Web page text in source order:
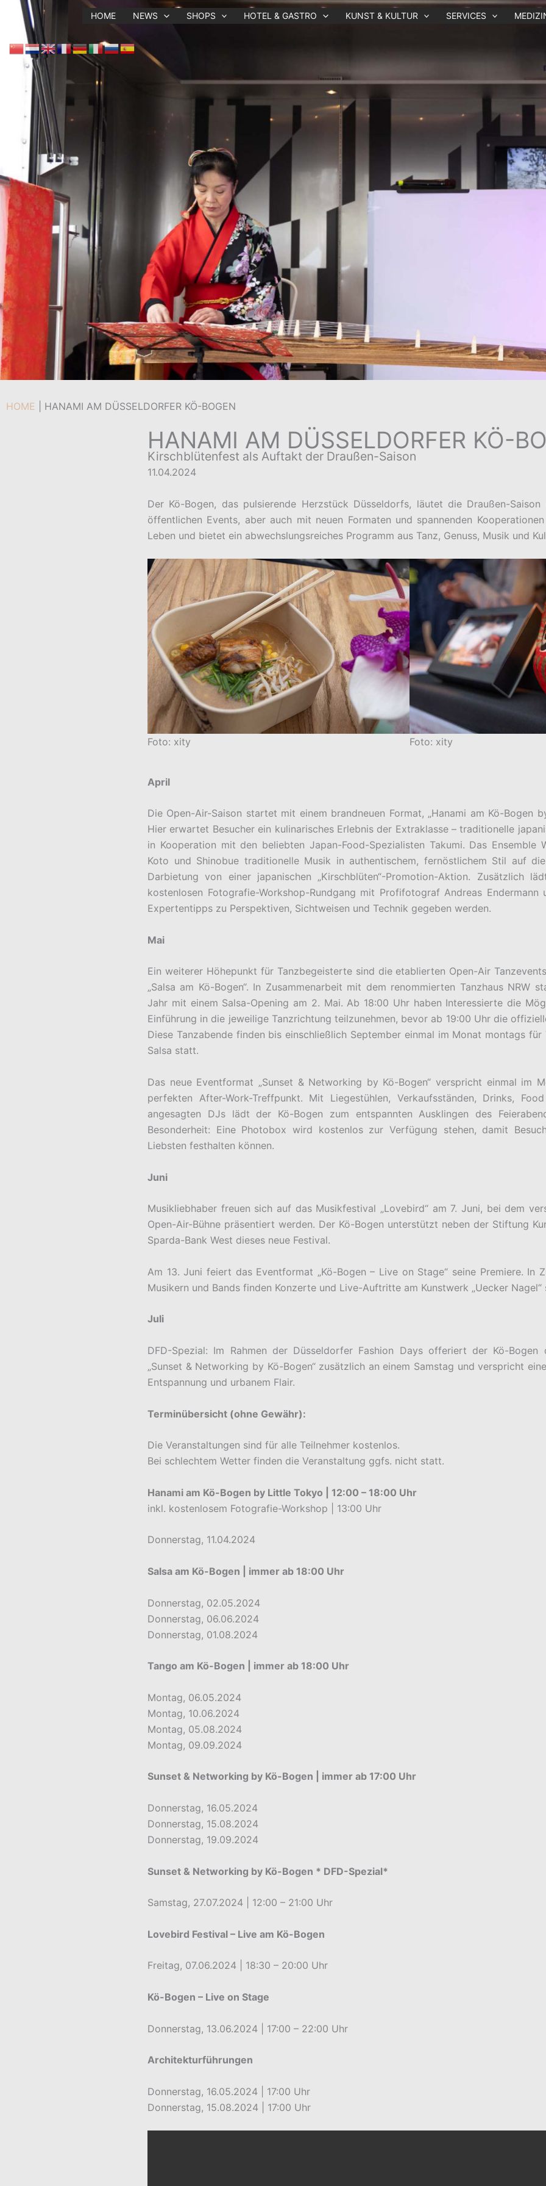
Inhalt
springen
HOME NEWS SHOPS HOTEL & GASTRO KUNST & KULTUR SERVICES
Von admin 11. April 2024
HOME HANAMI AM DÜSSELDORFER KÖ-BOGEN
HANAMI AM DÜSSELDORFER KÖ-
Kirschblütenfest als Auftakt der Draußen-Saison
11.04.2024
Der Kö-Bogen, das pulsierende Herzstück Düsseldorfs, läutet die Draußen-
öffentlichen Events, aber auch mit neuen Formaten und spannenden
Leben und bietet ein abwechslungsreiches Programm aus Tanz, Genuss, Musik und
Foto: xity Foto: xity
April
Die Open-Air-Saison startet mit einem brandneuen Format, „Hanami am Kö-Bogen
Hier erwartet Besucher ein kulinarisches Erlebnis der Extraklasse – traditionelle
in Kooperation mit den beliebten Japan-Food-Spezialisten Takumi. Das Ensemble
Koto und Shinobue traditionelle Musik in authentischem, fernöstlichem Stil auf
Darbietung von einer japanischen „Kirschblüten“-Promotion-Aktion. Zusätzlich
kostenlosen Fotografie-Workshop-Rundgang mit Profifotograf Andreas
Expertentipps zu Perspektiven, Sichtweisen und Technik gegeben werden.
Mai
Ein weiterer Höhepunkt für Tanzbegeisterte sind die etablierten Open-Air Tanzevents
„Salsa am Kö-Bogen“. In Zusammenarbeit mit dem renommierten Tanzhaus NRW
Jahr mit einem Salsa-Opening am 2. Mai. Ab 18:00 Uhr haben Interessierte die
Einführung in die jeweilige Tanzrichtung teilzunehmen, bevor ab 19:00 Uhr die
Diese Tanzabende finden bis einschließlich September einmal im Monat montags
Salsa statt.
Das neue Eventformat „Sunset & Networking by Kö-Bogen“ verspricht einmal im
perfekten After-Work-Treffpunkt. Mit Liegestühlen, Verkaufsständen, Drinks,
angesagten DJs lädt der Kö-Bogen zum entspannten Ausklingen des
Besonderheit: Eine Photobox wird kostenlos zur Verfügung stehen, damit
Liebsten festhalten können.
Juni
Musikliebhaber freuen sich auf das Musikfestival „Lovebird“ am 7. Juni, bei dem
Open-Air-Bühne präsentiert werden. Der Kö-Bogen unterstützt neben der Stiftung
Sparda-Bank West dieses neue Festival.
Am 13. Juni feiert das Eventformat „Kö-Bogen – Live on Stage“ seine Premiere. In
Musikern und Bands finden Konzerte und Live-Auftritte am Kunstwerk „Uecker Nagel“
Juli
DFD-Spezial: Im Rahmen der Düsseldorfer Fashion Days offeriert der Kö-Bogen
„Sunset & Networking by Kö-Bogen“ zusätzlich an einem Samstag und verspricht
Entspannung und urbanem Flair.
Terminübersicht (ohne Gewähr):
Die Veranstaltungen sind für alle Teilnehmer kostenlos.
Bei schlechtem Wetter finden die Veranstaltung ggfs. nicht statt.
Hanami am Kö-Bogen by Little Tokyo | 12:00 – 18:00 Uhr
inkl. kostenlosem Fotografie-Workshop | 13:00 Uhr
Donnerstag, 11.04.2024
Salsa am Kö-Bogen | immer ab 18:00 Uhr
Donnerstag, 02.05.2024
Donnerstag, 06.06.2024
Donnerstag, 01.08.2024
Tango am Kö-Bogen | immer ab 18:00 Uhr
Montag, 06.05.2024
Montag, 10.06.2024
Montag, 05.08.2024
Montag, 09.09.2024
Sunset & Networking by Kö-Bogen | immer ab 17:00 Uhr
Donnerstag, 16.05.2024
Donnerstag, 15.08.2024
Donnerstag, 19.09.2024
Sunset & Networking by Kö-Bogen * DFD-Spezial*
Samstag, 27.07.2024 | 12:00 – 21:00 Uhr
Lovebird Festival – Live am Kö-Bogen
Freitag, 07.06.2024 | 18:30 – 20:00 Uhr
Kö-Bogen – Live on Stage
Donnerstag, 13.06.2024 | 17:00 – 22:00 Uhr
Architekturführungen
Donnerstag, 16.05.2024 | 17:00 Uhr
Donnerstag, 15.08.2024 | 17:00 Uhr